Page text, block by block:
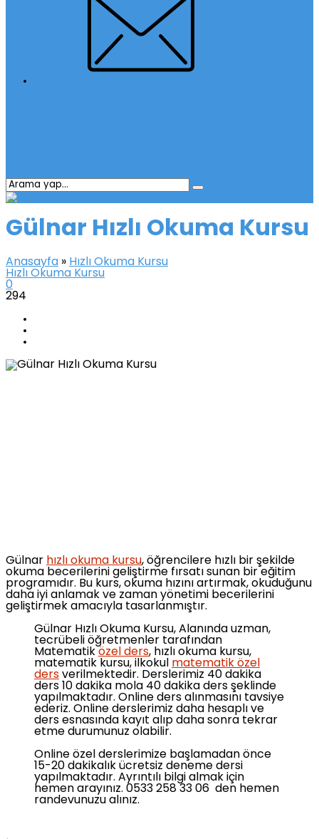
Gülnar Hızlı Okuma Kursu
Anasayfa » Hızlı Okuma Kursu
Hızlı Okuma Kursu
0
294
Gülnar hızlı okuma kursu, öğrencilere hızlı bir şekilde
okuma becerilerini geliştirme fırsatı sunan bir eğitim
programıdır. Bu kurs, okuma hızını artırmak, okuduğunu
daha iyi anlamak ve zaman yönetimi becerilerini
geliştirmek amacıyla tasarlanmıştır.
Gülnar Hızlı Okuma Kursu, Alanında uzman,
tecrübeli öğretmenler tarafından
Matematik özel ders, hızlı okuma kursu,
matematik kursu, ilkokul matematik özel
ders verilmektedir. Derslerimiz 40 dakika
ders 10 dakika mola 40 dakika ders şeklinde
yapılmaktadır. Online ders alınmasını tavsiye
ederiz. Online derslerimiz daha hesaplı ve
ders esnasında kayıt alıp daha sonra tekrar
etme durumunuz olabilir.
Online özel derslerimize başlamadan önce
15-20 dakikalık ücretsiz deneme dersi
yapılmaktadır. Ayrıntılı bilgi almak için
hemen arayınız. 0533 258 33 06 den hemen
randevunuzu alınız.